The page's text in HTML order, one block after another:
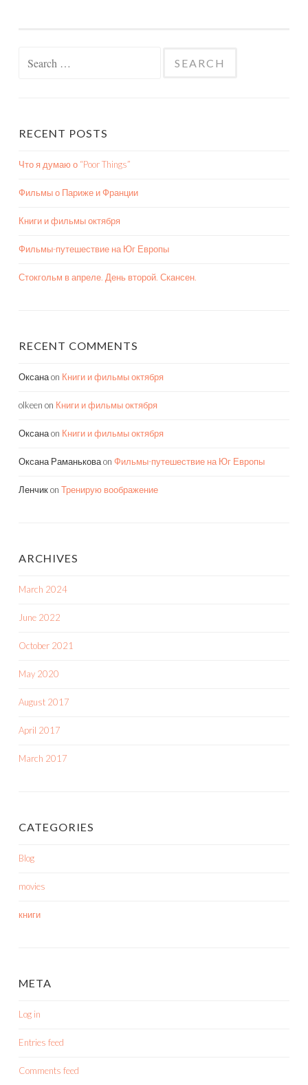
RECENT POSTS
Что я думаю о “Poor Things”
Фильмы о Париже и Франции
Книги и фильмы октября
Фильмы-путешествие на Юг Европы
Стокгольм в апреле. День второй. Скансен.
RECENT COMMENTS
Оксанаon Книги и фильмы октября
olkeen on Книги и фильмы октября
Оксанаon Книги и фильмы октября
Оксана Раманьковаon Фильмы-путешествие на Юг Европы
Ленчикon Тренирую воображение
ARCHIVES
March 2024
June 2022
October 2021
May 2020
August 2017
April 2017
March 2017
CATEGORIES
Blog
movies
книги
META
Log in
Entries feed
Comments feed